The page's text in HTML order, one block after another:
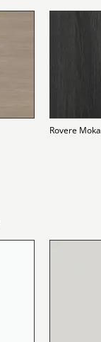
Rovere Moka